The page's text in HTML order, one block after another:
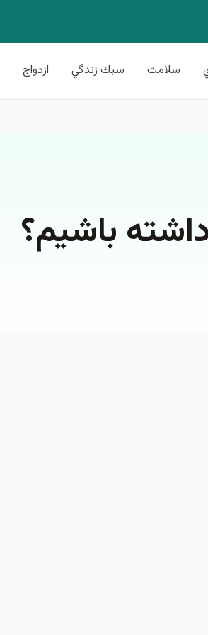
سلامت سبك زندگي ازدواج
باشيم؟